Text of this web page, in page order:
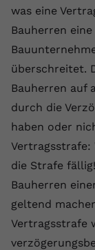
was eine
Bauherren
überschreitet.
Bauherren auf
durch die
haben oder
die Strafe
Bauherren
geltend
Vertragsstrafe
Zweck
Anbieter